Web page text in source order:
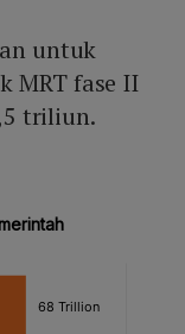
untuk
MRT fase II
triliun.